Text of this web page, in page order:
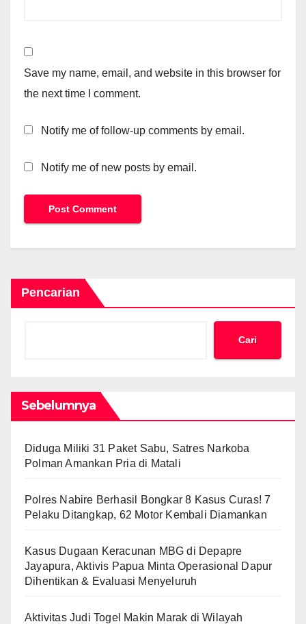
Save my name, email, and website in this browser for
the next time I comment.
Notify me of follow-up comments by email.
Notify me of new posts by email.
Pencarian
Cari
Sebelumnya
Diduga Miliki 31 Paket Sabu, Satres Narkoba
Polman Amankan Pria di Matali
Polres Nabire Berhasil Bongkar 8 Kasus Curas! 7
Pelaku Ditangkap, 62 Motor Kembali Diamankan
Kasus Dugaan Keracunan MBG di Depapre
Jayapura, Aktivis Papua Minta Operasional Dapur
Dihentikan & Evaluasi Menyeluruh
Aktivitas Judi Togel Makin Marak di Wilayah